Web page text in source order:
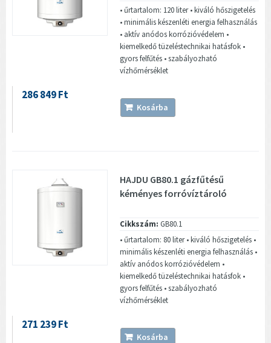
• űrtartalom: 120 liter • kiváló hőszigetelés
• minimális készenléti energia felhasználás
• aktív anódos korrózióvédelem •
kiemelkedő tüzeléstechnikai hatásfok •
gyors felfűtés • szabályozható
vízhőmérséklet
286 849 Ft
Kosárba
HAJDU GB80.1 gázfűtésű
kéményes forróvíztároló
Cikkszám: GB80.1
• űrtartalom: 80 liter • kiváló hőszigetelés •
minimális készenléti energia felhasználás •
aktív anódos korrózióvédelem •
kiemelkedő tüzeléstechnikai hatásfok •
gyors felfűtés • szabályozható
vízhőmérséklet
271 239 Ft
Kosárba